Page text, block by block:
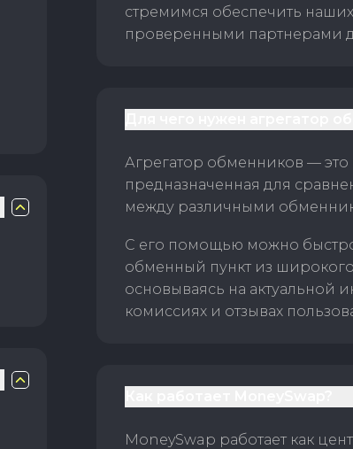
стремимся обеспечить
проверенными партнерами
Агрегатор обменников — это
предназначенная для
между различными
С его помощью можно
обменный пункт из
основываясь на актуальной
комиссиях и отзывах
MoneySwap работает как